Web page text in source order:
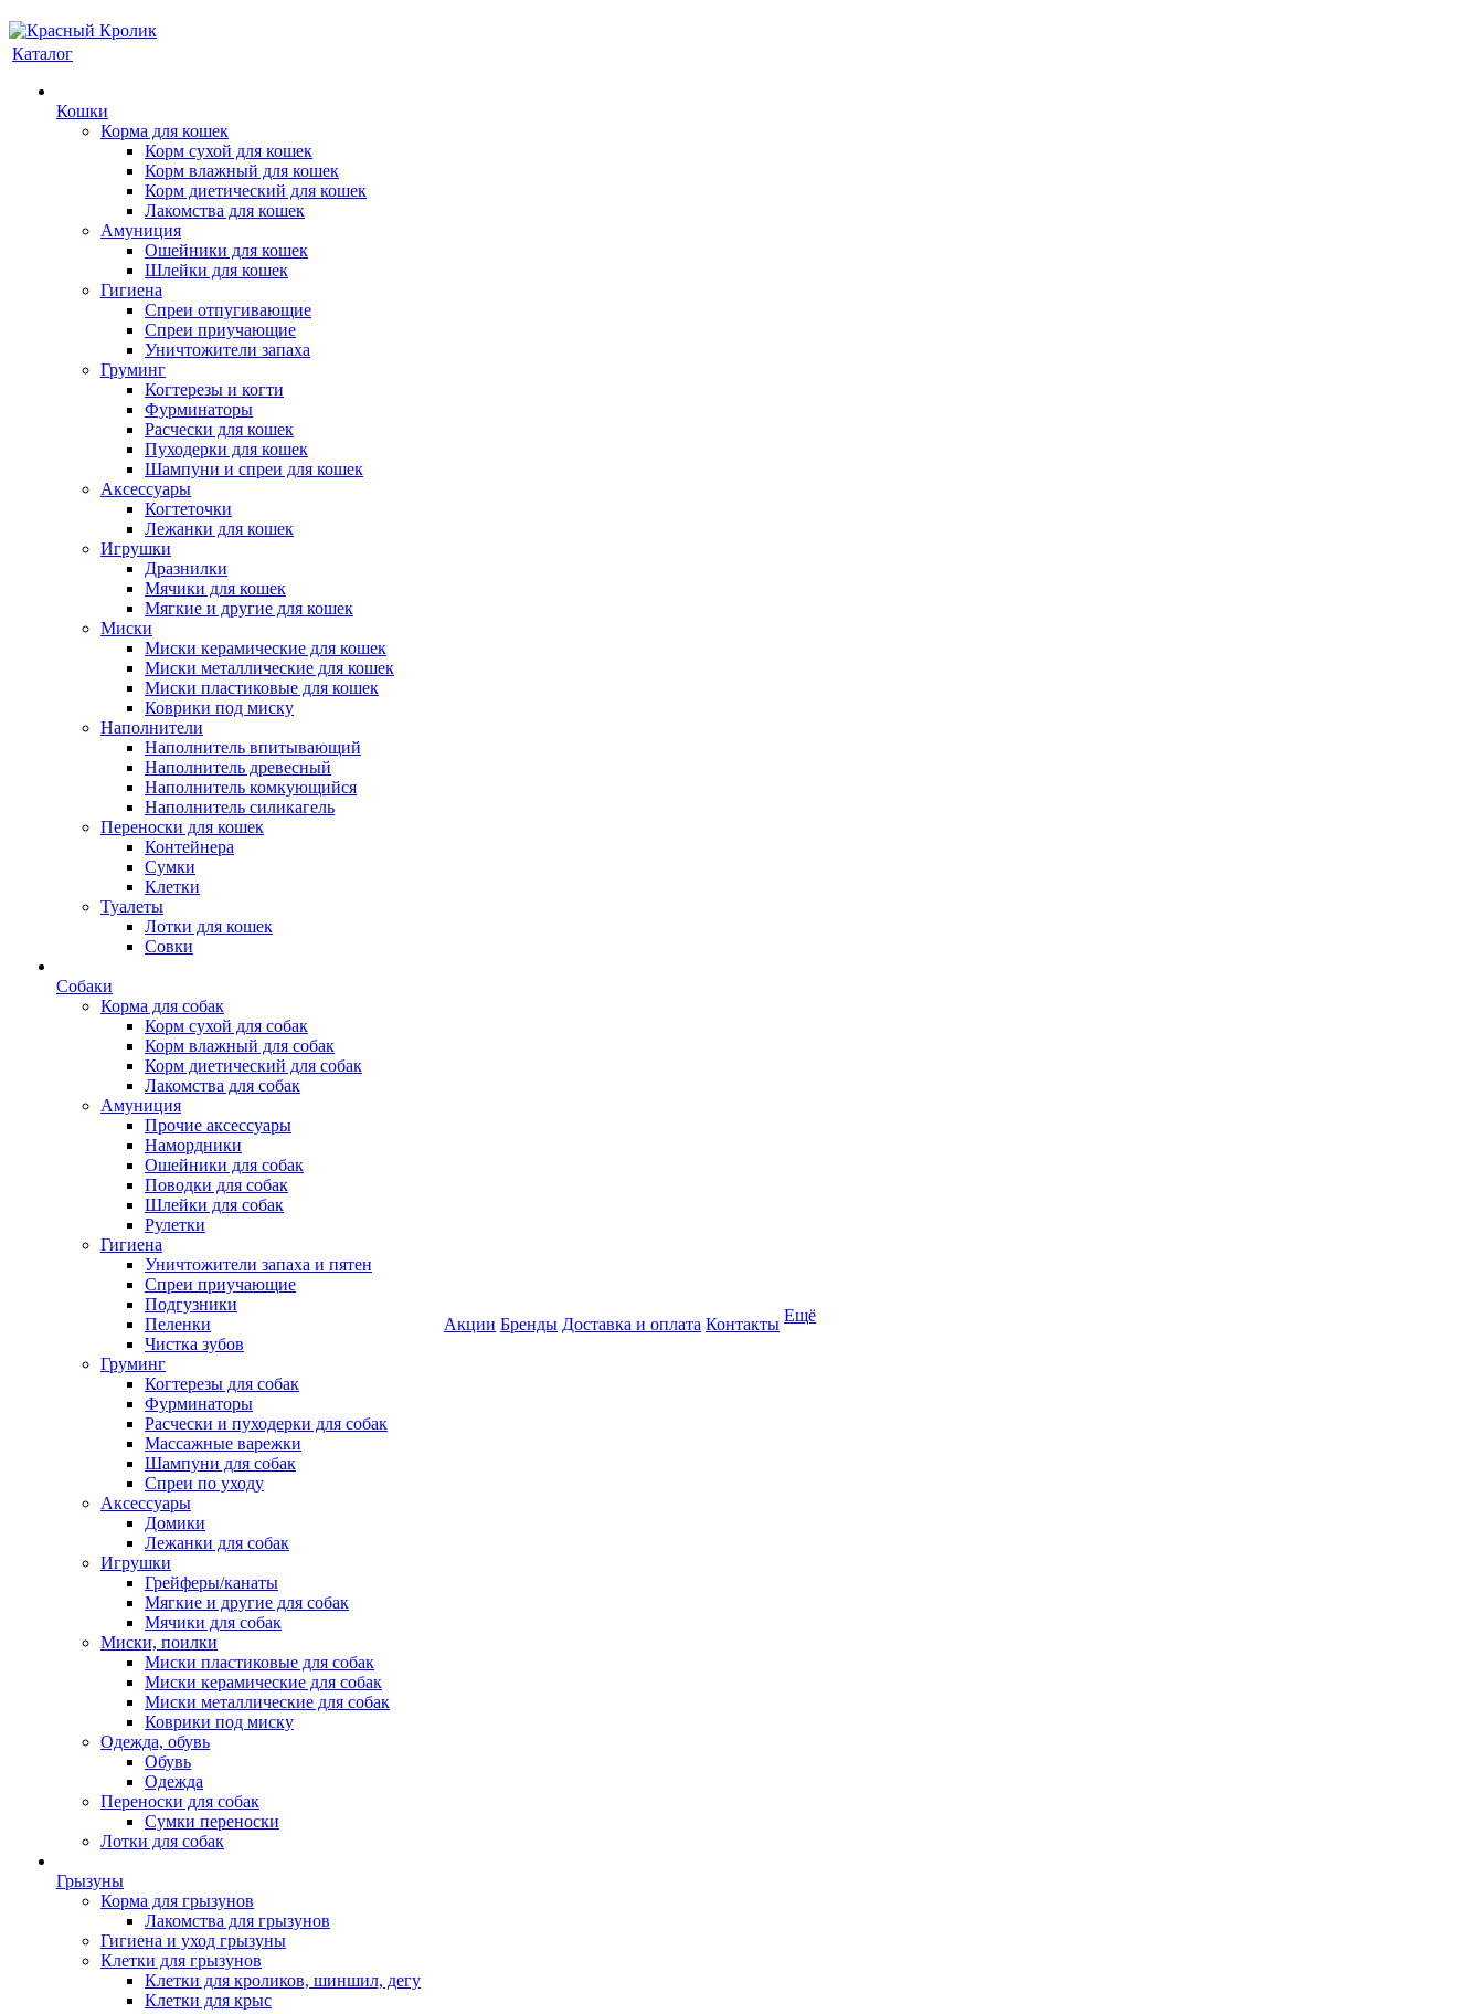
Каталог
Кошки
Корма для кошек
Корм сухой для кошек
Корм влажный для кошек
Корм диетический для кошек
Лакомства для кошек
Амуниция
Ошейники для кошек
Шлейки для кошек
Гигиена
Спреи отпугивающие
Спреи приучающие
Уничтожители запаха
Груминг
Когтерезы и когти
Фурминаторы
Расчески для кошек
Пуходерки для кошек
Шампуни и спреи для кошек
Аксессуары
Когтеточки
Лежанки для кошек
Игрушки
Дразнилки
Мячики для кошек
Мягкие и другие для кошек
Миски
Миски керамические для кошек
Миски металлические для кошек
Миски пластиковые для кошек
Коврики под миску
Наполнители
Наполнитель впитывающий
Наполнитель древесный
Наполнитель комкующийся
Наполнитель силикагель
Переноски для кошек
Контейнера
Сумки
Клетки
Туалеты
Лотки для кошек
Совки
Собаки
Корма для собак
Корм сухой для собак
Корм влажный для собак
Корм диетический для собак
Лакомства для собак
Амуниция
Прочие аксессуары
Намордники
Ошейники для собак
Поводки для собак
Шлейки для собак
Рулетки
Гигиена
Уничтожители запаха и пятен
Спреи приучающие
Подгузники
Пеленки
Чистка зубов
Груминг
Когтерезы для собак
Фурминаторы
Расчески и пуходерки для собак
Массажные варежки
Шампуни для собак
Спреи по уходу
Аксессуары
Домики
Лежанки для собак
Игрушки
Грейферы/канаты
Мягкие и другие для собак
Мячики для собак
Миски, поилки
Миски пластиковые для собак
Миски керамические для собак
Миски металлические для собак
Коврики под миску
Одежда, обувь
Обувь
Одежда
Переноски для собак
Сумки переноски
Лотки для собак
Грызуны
Корма для грызунов
Лакомства для грызунов
Гигиена и уход грызуны
Клетки для грызунов
Клетки для кроликов, шиншил, дегу
Клетки для крыс
Акции Бренды Доставка и оплата Контакты Ещё